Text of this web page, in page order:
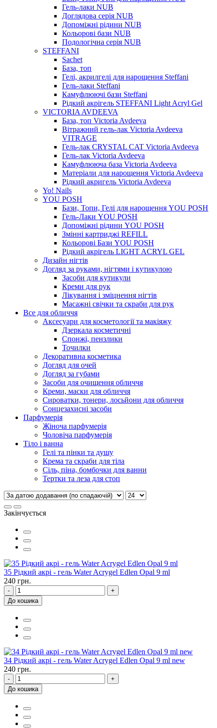
Гель-лаки NUB
Доглядова серія NUB
Допоміжні рідини NUB
Кольорові бази NUB
Подологічна серія NUB
STEFFANI
Sachet
База, топ
Гелі, акрилгелі для нарощення Steffani
Гель-лаки Steffani
Камуфлюючі бази Steffani
Рідкий акрігель STEFFANI Light Acryl Gel
VICTORIA AVDEEVA
База, топ Victoria Avdeeva
Вітражний гель-лак Victoria Avdeeva
VITRAGE
Гель-лак CRYSTAL CAT Victoria Avdeeva
Гель-лак Victoria Avdeeva
Камуфлююча база Victoria Avdeeva
Матеріали для нарощення Victoria Avdeeva
Рідкий акригель Victoria Avdeeva
Yo! Nails
YOU POSH
Бази, Топи, Гелі для нарощення YOU POSH
Гель-Лаки YOU POSH
Допоміжні рідини YOU POSH
Змінні картриджі REFILL
Кольорові Бази YOU POSH
Рідкий акрігель LIGHT ACRYL GEL
Дизайн нігтів
Догляд за руками, нігтями і кутикулою
Засоби для кутикули
Креми для рук
Лікування і зміцнення нігтів
Масажні свічки та скраби для рук
Все для обличчя
Аксесуари для косметології та макіяжу
Дзеркала косметичні
Спонжі, пензлики
Точилки
Декоративна косметика
Догляд для очей
Догляд за губами
Засоби для очищення обличчя
Креми, маски для обличчя
Сироватки, тонери, лосьйони для обличчя
Сонцезахисні засоби
Парфумерія
Жіноча парфумерія
Чоловіча парфумерія
Тіло і ванна
Гелі та пінки та душу
Крема та скраби для тіла
Сіль, піна, бомбочки для ванни
Тертки та леза для стоп
Закінчується
35 Рідкий акрі - гель Water Acrygel Edlen Opal 9 ml
240 грн.
-
+
До кошика
34 Рідкий акрі - гель Water Acrygel Edlen Opal 9 ml new
240 грн.
-
+
До кошика